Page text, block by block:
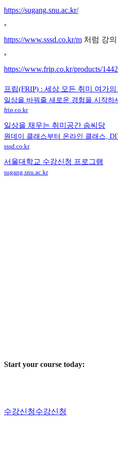
https://sugang.snu.ac.kr/
◦
https://www.sssd.co.kr/m 처럼 강
◦
https://www.frip.co.kr/products/
프립(FRIP) : 세상 모든 취미 여가
일상을 바꿔줄 새로운 경험을 시작
frip.co.kr
일상을 채우는 취미공간 솜씨당
원데이 클래스부터 온라인 클래스,
sssd.co.kr
서울대학교 수강신청 프로그램
sugang.snu.ac.kr
Start your course today:
수강신청수강신청